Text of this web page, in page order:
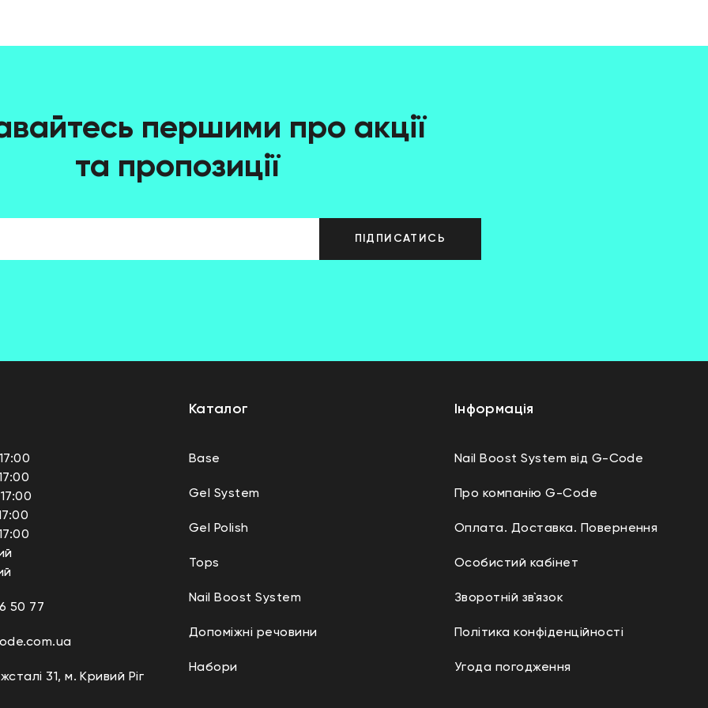
першими про акції
та пропозиції
ПІДПИСАТИСЬ
50 77
31, м. Кривий Ріг
Каталог
Base
Gel System
Gel Polish
Tops
Nail Boost System
Допоміжні речовини
Набори
Інформація
Nail Boost System від G-Code
Про компанію G-Code
Оплата. Доставка. Повернення
Особистий кабінет
Зворотній зв`язок
Політика конфіденційності
Угода погодження